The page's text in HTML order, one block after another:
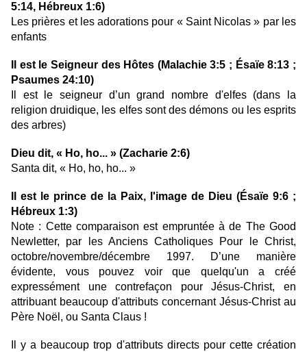
5:14, Hébreux 1:6)
Les prières et les adorations pour « Saint Nicolas » par les
enfants
Il est le Seigneur des Hôtes (Malachie 3:5 ; Ésaïe 8:13 ;
Psaumes 24:10)
Il est le seigneur d’un grand nombre d'elfes (dans la
religion druidique, les elfes sont des démons ou les esprits
des arbres)
Dieu dit, « Ho, ho... » (Zacharie 2:6)
Santa dit, « Ho, ho, ho... »
Il est le prince de la Paix, l'image de Dieu (Ésaïe 9:6 ;
Hébreux 1:3)
Note : Cette comparaison est empruntée à de The Good
Newletter, par les Anciens Catholiques Pour le Christ,
octobre/novembre/décembre 1997. D’une manière
évidente, vous pouvez voir que quelqu'un a créé
expressément une contrefaçon pour Jésus-Christ, en
attribuant beaucoup d'attributs concernant Jésus-Christ au
Père Noël, ou Santa Claus !
Il y a beaucoup trop d'attributs directs pour cette création